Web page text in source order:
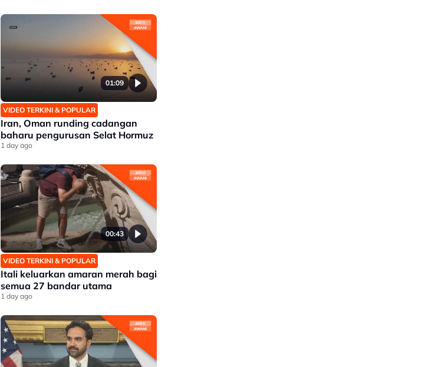
01:09
VIDEO TERKINI & POPULAR
Iran, Oman runding cadangan
baharu pengurusan Selat Hormuz
1 day ago
00:43
VIDEO TERKINI & POPULAR
Itali keluarkan amaran merah bagi
semua 27 bandar utama
1 day ago